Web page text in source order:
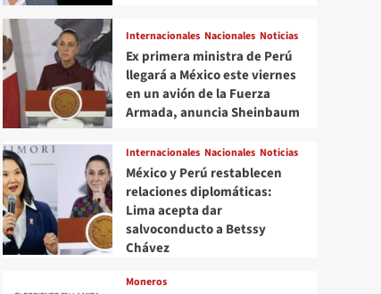
Internacionales Nacionales Noticias
Ex primera ministra de Perú
llegará a México este viernes
en un avión de la Fuerza
Armada, anuncia Sheinbaum
Internacionales Nacionales Noticias
México y Perú restablecen
relaciones diplomáticas:
Lima acepta dar
salvoconducto a Betssy
Chávez
Moneros